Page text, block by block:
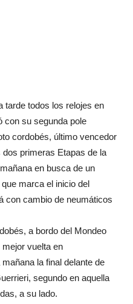
tarde todos los relojes en
con su segunda pole
cordobés, último vencedor
primeras Etapas de la
en busca de un
marca el inicio del
con cambio de neumáticos
a bordo del Mondeo
vuelta en
mañana la final delante de
segundo en aquella
a su lado.